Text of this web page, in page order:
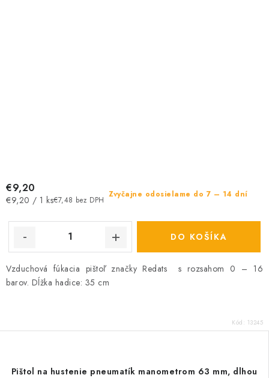
Zvyčajne odosielame do 7 – 14 dní
€7,48 bez DPH
€9,20
Jednotková
€9,20 / 1 ks
DO KOŠÍKA
Vzduchová fúkacia pištoľ značky Redats s rozsahom 0 – 16
barov. Dĺžka hadice: 35 cm
Kód: 13245
Pištol na hustenie pneumatík manometrom 63 mm, dlhou